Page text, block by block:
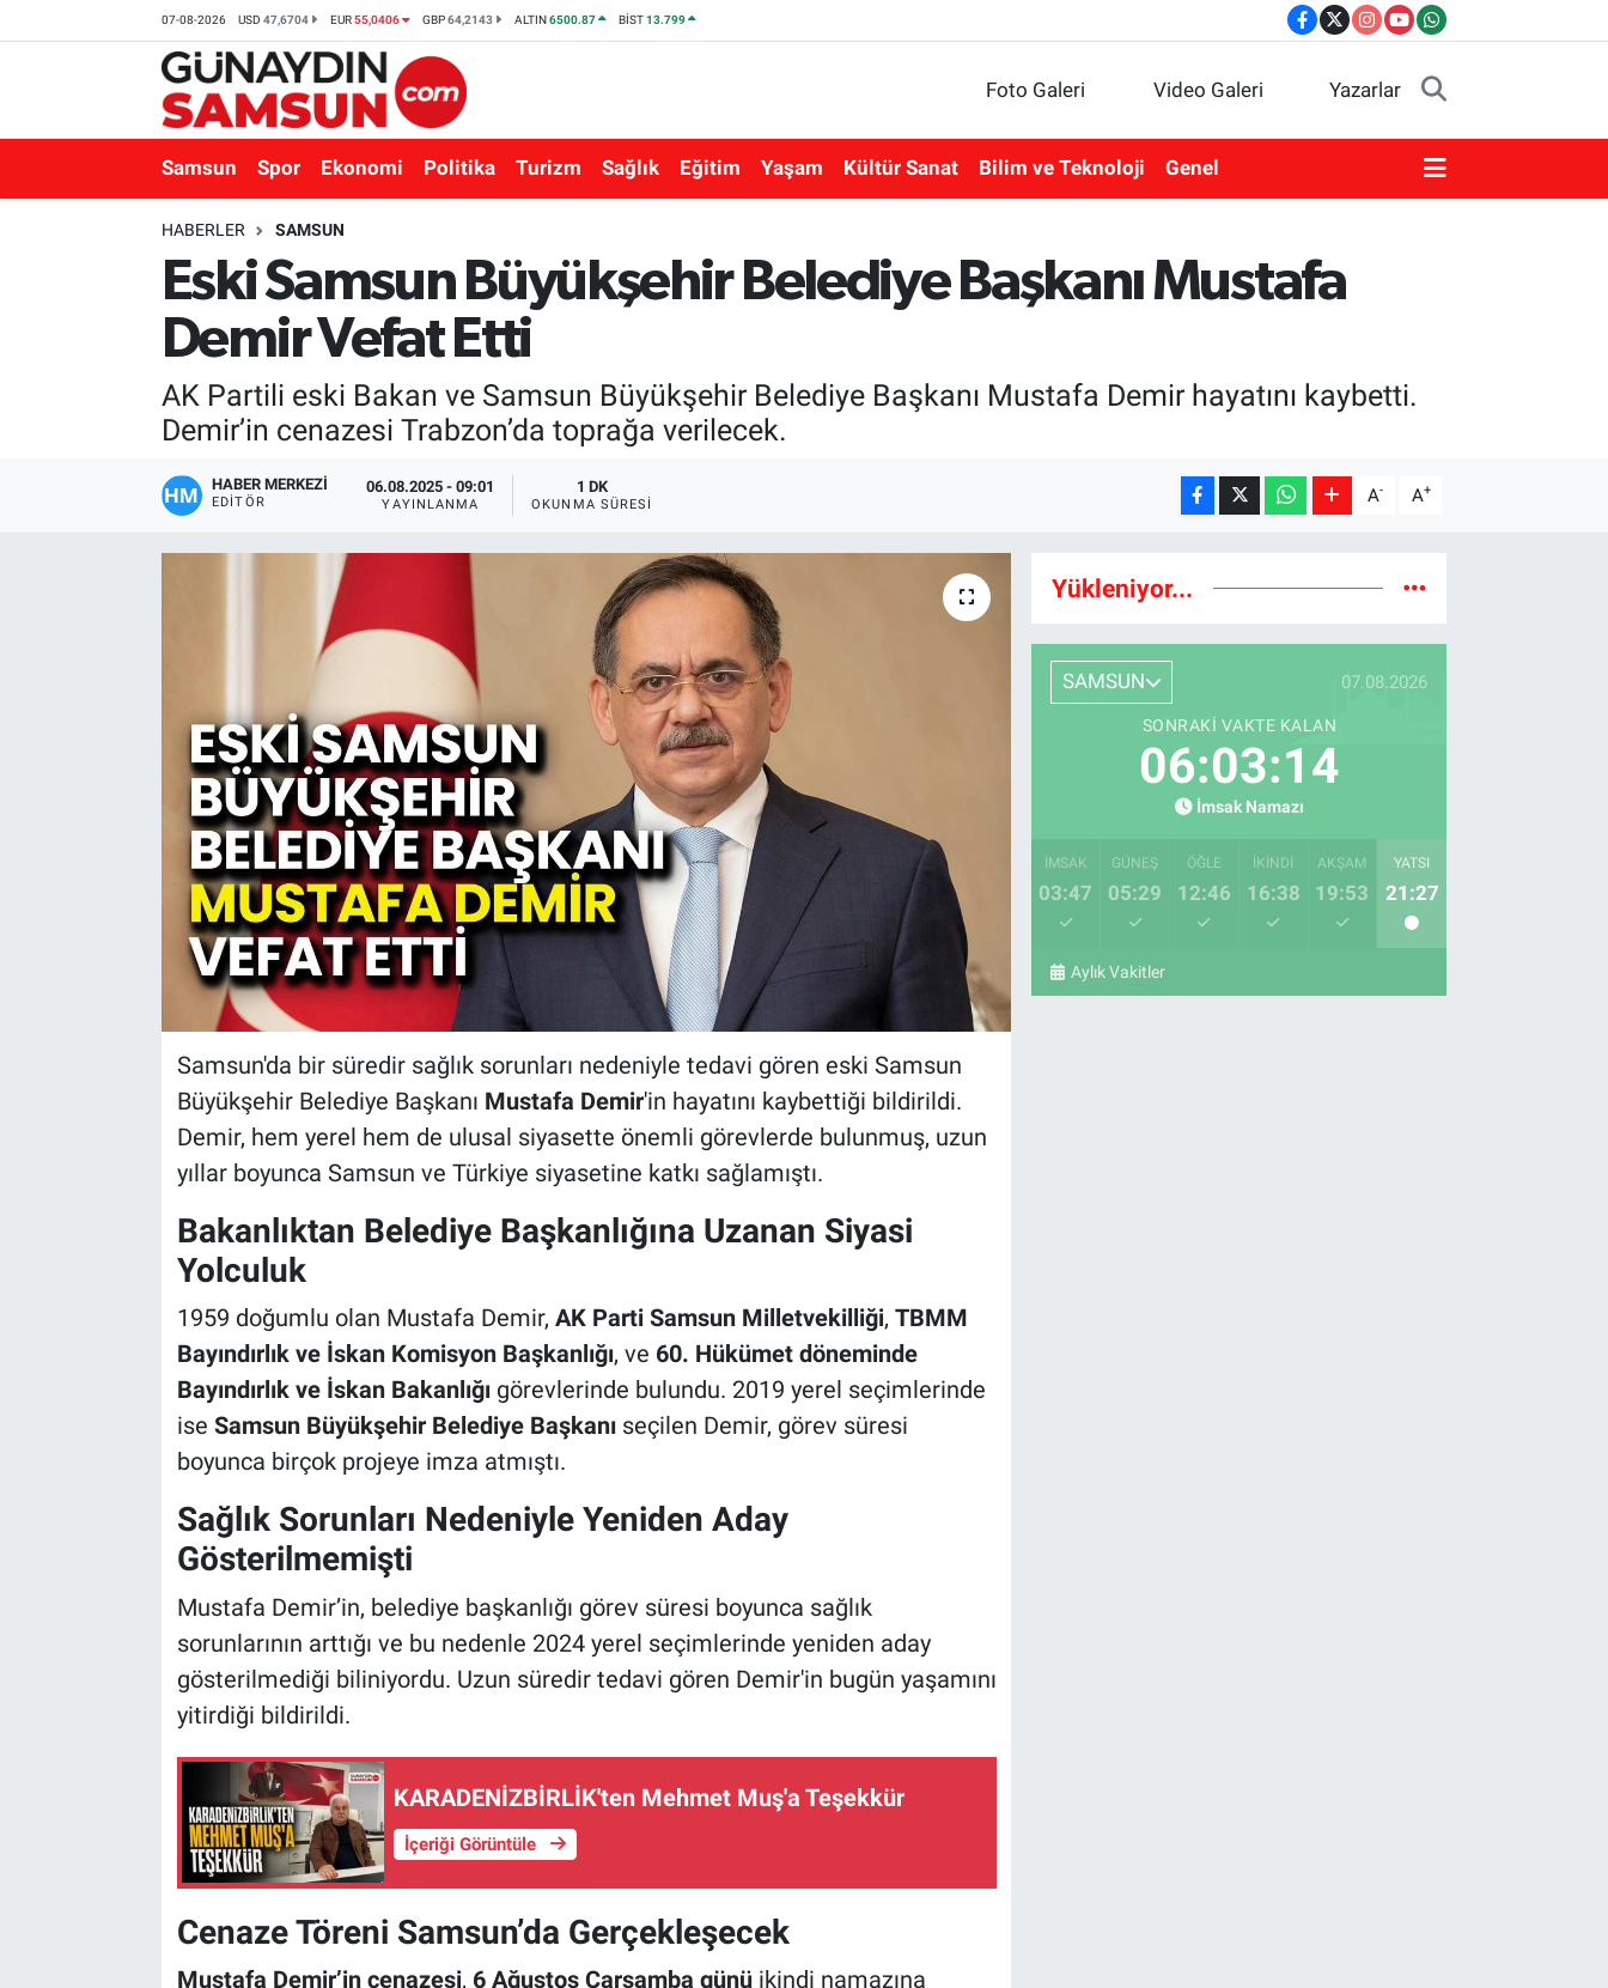
07-08-2026 USD47,6704 EUR55,0406 GBP64,2143 ALTIN6500.87 BİST13.799
Foto Galeri Video Galeri Yazarlar
Samsun Spor Ekonomi Politika Turizm Sağlık Eğitim Yaşam Kültür Sanat Bilim ve Teknoloji Genel
HABERLER SAMSUN
Eski Samsun Büyükşehir Belediye Başkanı Mustafa
Demir Vefat Etti
AK Partili eski Bakan ve Samsun Büyükşehir Belediye Başkanı Mustafa Demir hayatını kaybetti.
Demir’in cenazesi Trabzon’da toprağa verilecek.
HABER MERKEZİ
EDITÖR
06.08.2025 - 09:01
YAYINLANMA
1 DK
OKUNMA SÜRESI A- A+
Samsun'da bir süredir sağlık sorunları nedeniyle tedavi gören eski Samsun
Büyükşehir Belediye Başkanı Mustafa Demir'in hayatını kaybettiği bildirildi.
Demir, hem yerel hem de ulusal siyasette önemli görevlerde bulunmuş, uzun
yıllar boyunca Samsun ve Türkiye siyasetine katkı sağlamıştı.
Bakanlıktan Belediye Başkanlığına Uzanan Siyasi
Yolculuk
1959 doğumlu olan Mustafa Demir, AK Parti Samsun Milletvekilliği, TBMM
Bayındırlık ve İskan Komisyon Başkanlığı, ve 60. Hükümet döneminde
Bayındırlık ve İskan Bakanlığıgörevlerinde bulundu. 2019 yerel seçimlerinde
ise Samsun Büyükşehir Belediye Başkanıseçilen Demir, görev süresi
boyunca birçok projeye imza atmıştı.
Sağlık Sorunları Nedeniyle Yeniden Aday
Gösterilmemişti
Mustafa Demir’in, belediye başkanlığı görev süresi boyunca sağlık
sorunlarının arttığı ve bu nedenle 2024 yerel seçimlerinde yeniden aday
gösterilmediği biliniyordu. Uzun süredir tedavi gören Demir'in bugün yaşamını
yitirdiği bildirildi.
KARADENİZBİRLİK'ten Mehmet Muş'a Teşekkür
İçeriği Görüntüle
Cenaze Töreni Samsun’da Gerçekleşecek
Mustafa Demir’in cenazesi, 6 Ağustos Çarşamba günüikindi namazına
Yükleniyor...
SAMSUN 07.08.2026
SONRAKI VAKTE KALAN
06:03:13
İmsak Namazı
İMSAK
03:47
GÜNEŞ
05:29
ÖĞLE
12:46
İKINDI
16:38
AKŞAM
19:53
YATSI
21:27
Aylık Vakitler
Nöbetçi Eczaneler
Süper Lig Puan Durumu ve Fikstür
Tüm Manşetler
Son Dakika Haberleri